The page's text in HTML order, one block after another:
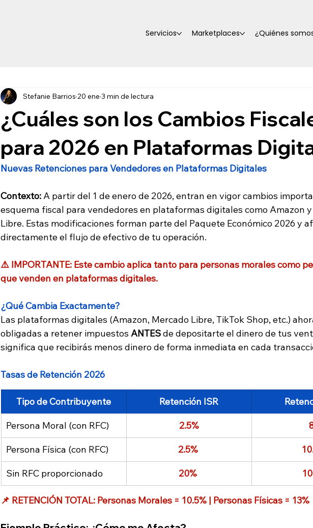
Servicios Marketplaces ¿Quiénes
¿Cuáles son los Cambios
para 2026 en Plataformas
Stefanie Barrios 20 ene 3 min de lectura
Nuevas Retenciones para Vendedores en Plataformas Digitales
Contexto: A partir del 1 de enero de 2026, entran en vigor cambios
esquema fiscal para vendedores en plataformas digitales como Amazon
Libre. Estas modificaciones forman parte del Paquete Económico 2026 y
directamente el flujo de efectivo de tu operación.
⚠️ IMPORTANTE: Este cambio aplica tanto para personas morales como
que venden en plataformas digitales.
¿Qué Cambia Exactamente?
Las plataformas digitales (Amazon, Mercado Libre, TikTok Shop, etc.)
obligadas a retener impuestos ANTES de depositarte el dinero de tus
significa que recibirás menos dinero de forma inmediata en cada
Tasas de Retención 2026
Tipo de Contribuyente Retención ISR
Persona Moral (con RFC) 2.5%
Persona Física (con RFC) 2.5%
Sin RFC proporcionado 20%
📌 RETENCIÓN TOTAL: Personas Morales = 10.5% | Personas Físicas = 13%